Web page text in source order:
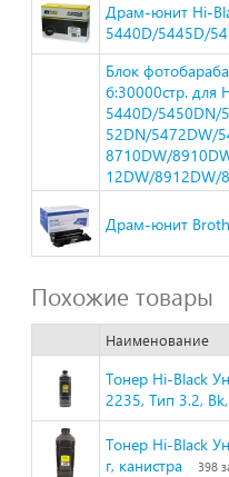
Драм-юнит Hi-
5440D/5445D/
Блок
б:30000стр. для
5440D/5450DN/
52DN/5472DW/
8710DW/
12DW/8912DW/
Драм-юнит
Похожие товары
Наименование
Тонер Hi-Black
2235, Тип 3.2,
Тонер Hi-Black
г, канистра
398